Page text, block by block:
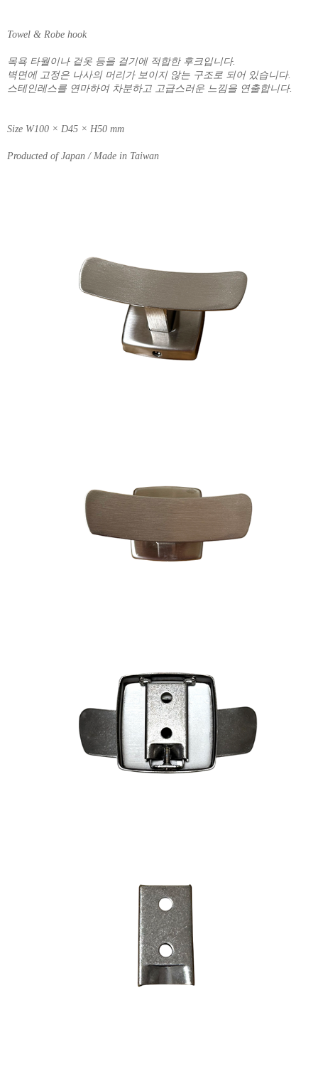
Towel & Robe hook
목욕 타월이나 겉옷 등을 걸기에 적합한 후크입니다.
벽면에 고정은 나사의 머리가 보이지 않는 구조로 되어 있습니다.
스테인레스를 연마하여 차분하고 고급스러운 느낌을 연출합니다.
Size W100 × D45 × H50 mm
Producted of Japan / Made in Taiwan